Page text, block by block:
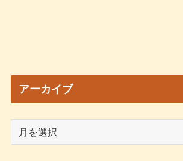
アーカイブ